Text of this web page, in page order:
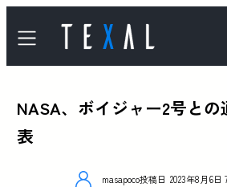
NASA、ボイジャー2号と
表
masapoco投稿日 2023年8月6日